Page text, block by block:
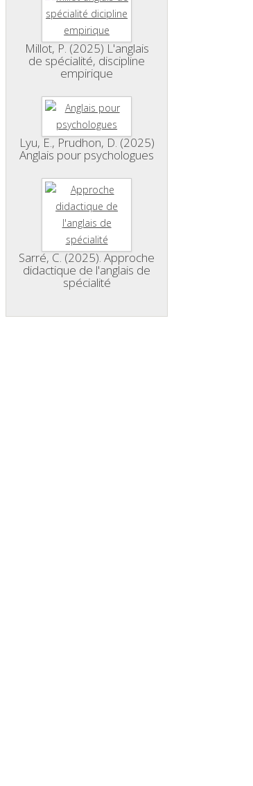
Millot, P. (2025) L'anglais
de spécialité, discipline
empirique
Lyu, E., Prudhon, D. (2025)
Anglais pour psychologues
Sarré, C. (2025). Approche
didactique de l'anglais de
spécialité